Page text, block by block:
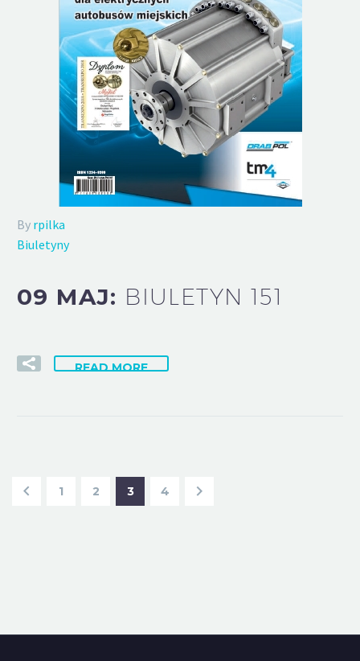
By rpilka
Biuletyny
09 MAJ: BIULETYN 151
READ MORE
1 2 3 4